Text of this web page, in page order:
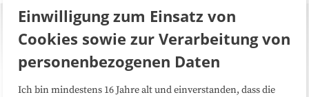
Über uns FAQ
Einwilligung zum Einsatz von
Cookies sowie zur Verarbeitung von
personenbezogenen Daten
Ich bin mindestens 16 Jahre alt und einverstanden, dass die